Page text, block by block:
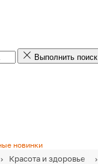
Выполнить поиск
новинки
Красота и здоровье